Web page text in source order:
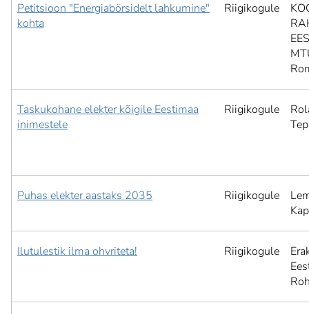
Petitsioon "Energiabörsidelt lahkumine"
kohta
Riigikogule
Taskukohane elekter kõigile Eestimaa
inimestele
Riigikogule
Puhas elekter aastaks 2035 Riigikogule
Ilutulestik ilma ohvriteta! Riigikogule